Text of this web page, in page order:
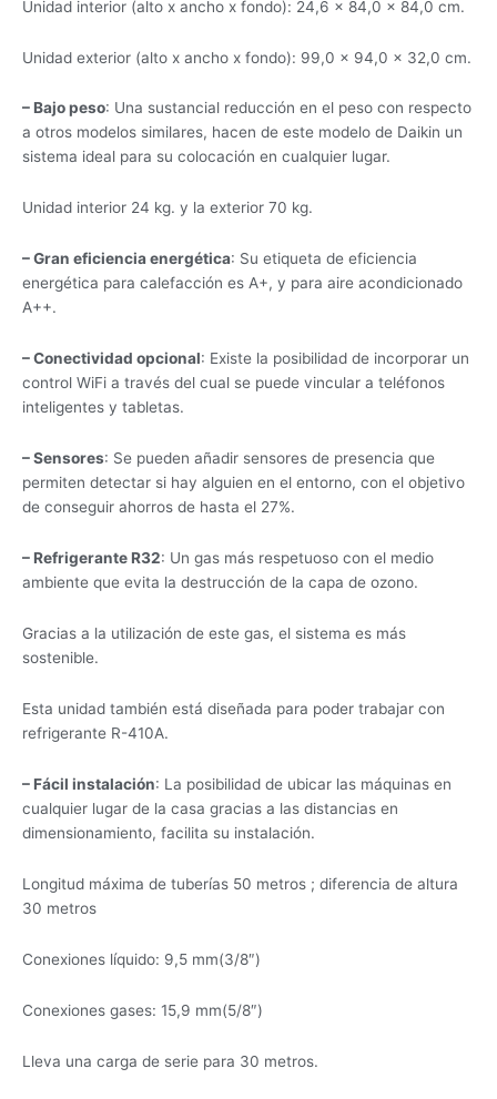
Unidad interior (alto x ancho x fondo): 24,6 × 84,0 × 84,0 cm.
Unidad exterior (alto x ancho x fondo): 99,0 × 94,0 × 32,0 cm.
– Bajo peso: Una sustancial reducción en el peso con respecto
a otros modelos similares, hacen de este modelo de Daikin un
sistema ideal para su colocación en cualquier lugar.
Unidad interior 24 kg. y la exterior 70 kg.
– Gran eficiencia energética: Su etiqueta de eficiencia
energética para calefacción es A+, y para aire acondicionado
A++.
– Conectividad opcional: Existe la posibilidad de incorporar un
control WiFi a través del cual se puede vincular a teléfonos
inteligentes y tabletas.
– Sensores: Se pueden añadir sensores de presencia que
permiten detectar si hay alguien en el entorno, con el objetivo
de conseguir ahorros de hasta el 27%.
– Refrigerante R32: Un gas más respetuoso con el medio
ambiente que evita la destrucción de la capa de ozono.
Gracias a la utilización de este gas, el sistema es más
sostenible.
Esta unidad también está diseñada para poder trabajar con
refrigerante R-410A.
– Fácil instalación: La posibilidad de ubicar las máquinas en
cualquier lugar de la casa gracias a las distancias en
dimensionamiento, facilita su instalación.
Longitud máxima de tuberías 50 metros ; diferencia de altura
30 metros
Conexiones líquido: 9,5 mm(3/8″)
Conexiones gases: 15,9 mm(5/8″)
Lleva una carga de serie para 30 metros.